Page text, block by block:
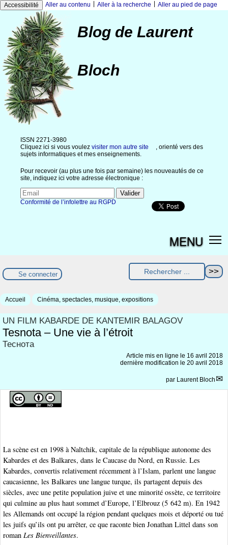
Accessibilité Aller au contenu Aller à la recherche Aller au pied de page
Blog de Laurent
Bloch
ISSN 2271-3980
Cliquez ici si vous voulez visiter mon autre site
, orienté vers des
sujets informatiques et mes enseignements.
Pour recevoir (au plus une fois par semaine) les nouveautés de ce
site, indiquez ici votre adresse électronique :
Conformité de l’infolettre au RGPD
MENU
Se connecter
Accueil Cinéma, spectacles, musique, expositions
UN FILM KABARDE DE KANTEMIR BALAGOV
Tesnota – Une vie à l’étroit
Теснота
Article mis en ligne le 16 avril 2018
dernière modification le 20 avril 2018
par Laurent Bloch
La scène est en 1998 à Naltchik, capitale de la république autonome des
Kabardes et des Balkares, dans le Caucase du Nord, en Russie. Les
Kabardes, convertis relativement récemment à l’Islam, parlent une langue
caucasienne, les Balkares une langue turque, ils partagent depuis des
siècles, avec une petite population juive et une minorité ossète, ce territoire
qui culmine au plus haut sommet d’Europe, l’Elbrouz (5 642 m). En 1942
les Allemands ont occupé la région pendant quelques mois et déporté ou tué
les juifs qu’ils ont pu arrêter, ce que raconte bien Jonathan Littel dans son
roman Les Bienveillantes.